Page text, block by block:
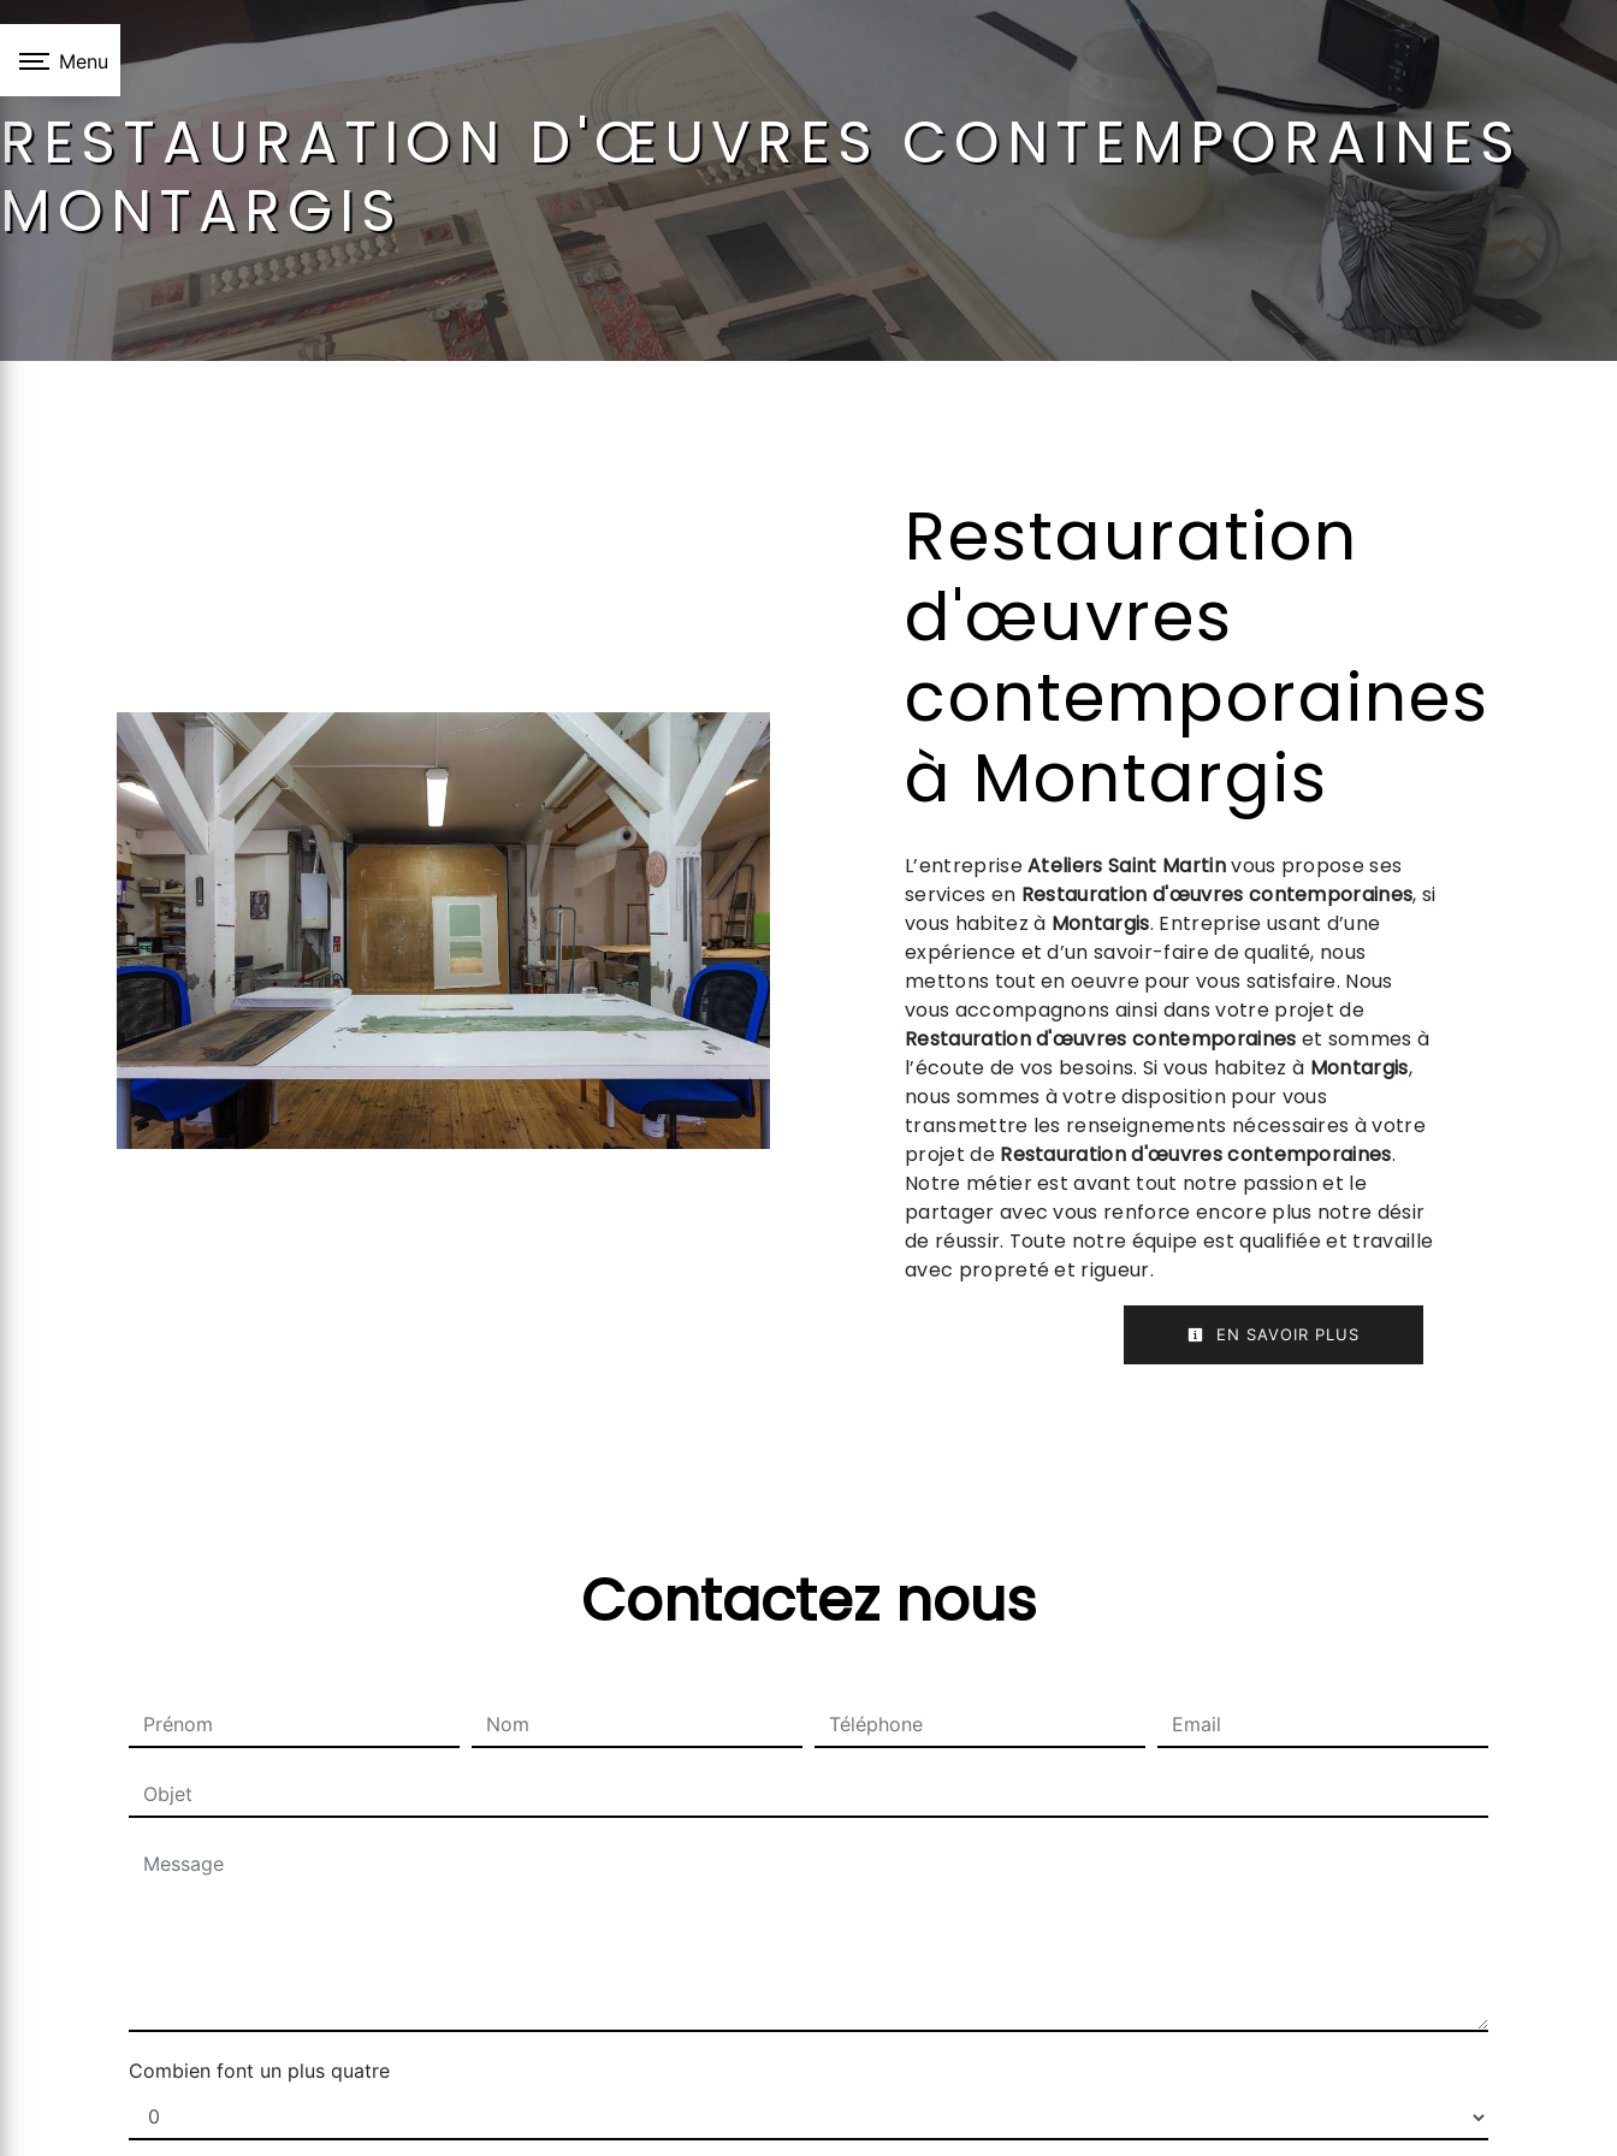
Menu
RESTAURATION D'ŒUVRES CONTEMPORAINES
MONTARGIS
Restauration
d'œuvres
contemporaines
à Montargis
L’entrepriseAteliers Saint Martinvous propose ses
services en Restauration d'œuvres contemporaines, si
vous habitez à Montargis. Entreprise usant d’une
expérience et d’un savoir-faire de qualité, nous
mettons tout en oeuvre pour vous satisfaire. Nous
vous accompagnons ainsi dans votre projet de
Restauration d'œuvres contemporaines et sommes à
l’écoute de vos besoins. Si vous habitez à Montargis,
nous sommes à votre disposition pour vous
transmettre les renseignements nécessaires à votre
projet de Restauration d'œuvres contemporaines.
Notre métier est avant tout notre passion et le
partager avec vous renforce encore plus notre désir
de réussir. Toute notre équipe est qualifiée et travaille
avec propreté et rigueur.
EN SAVOIR PLUS
Contactez nous
Combien font un plus quatre